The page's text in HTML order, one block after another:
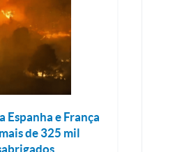
Espanha e França
de 325 mil